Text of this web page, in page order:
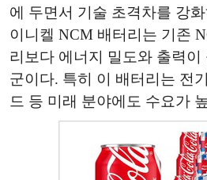
에 두면서 기술 초격차를 강
이니켈 NCM 배터리는 기존
리보다 에너지 밀도와 출력
군이다. 특히 이 배터리는 전
드 등 미래 분야에도 수요가